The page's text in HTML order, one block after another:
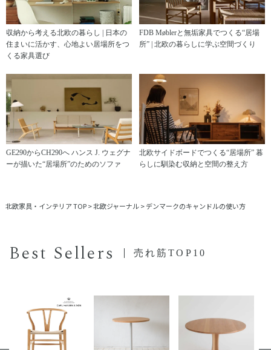
収納から考える北欧の暮らし | 日本の
住まいに活かす、心地よい居場所をつ
くる家具選び
FDB Møblerと無垢家具でつくる“居場
所” | 北欧の暮らしに学ぶ空間づくり
GE290からCH290へ ハンス J. ウェグナ
ーが描いた“居場所”のためのソファ
北欧サイドボードでつくる“居場所” 暮
らしに馴染む収納と空間の整え方
北欧家具・インテリア TOP>北欧ジャーナル>デンマークのキャンドルの使い方
Best Sellers 売れ筋TOP10